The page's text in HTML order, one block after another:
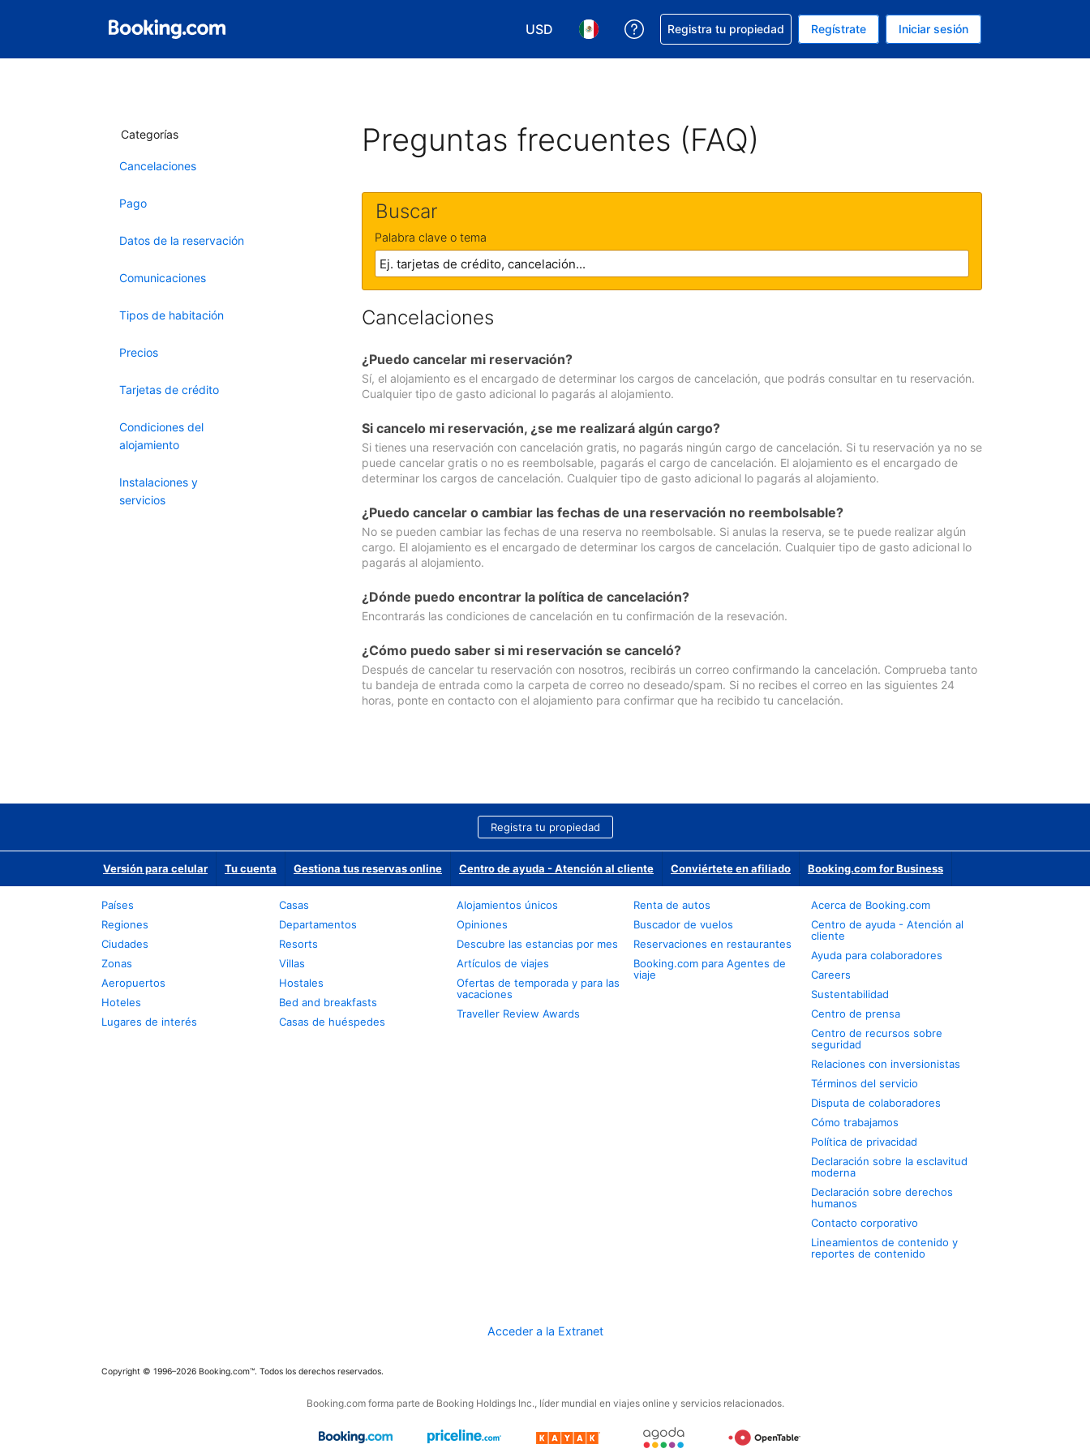
USD
Elegir tu moneda. Tu moneda actual es Dólar de EEUU
Elegir el idioma que prefieres. Tu idioma actual es Español (México)
Obtener ayuda con la reservación
Registra tu propiedad Regístrate Iniciar sesión
Categorías
Cancelaciones
Pago
Datos de la reservación
Comunicaciones
Tipos de habitación
Precios
Tarjetas de crédito
Condiciones del
alojamiento
Instalaciones y
servicios
Preguntas frecuentes (FAQ)
Buscar
Palabra clave o tema
Cancelaciones
¿Puedo cancelar mi reservación?
Sí, el alojamiento es el encargado de determinar los cargos de cancelación, que podrás consultar en tu reservación.
Cualquier tipo de gasto adicional lo pagarás al alojamiento.
Si cancelo mi reservación, ¿se me realizará algún cargo?
Si tienes una reservación con cancelación gratis, no pagarás ningún cargo de cancelación. Si tu reservación ya no se
puede cancelar gratis o no es reembolsable, pagarás el cargo de cancelación. El alojamiento es el encargado de
determinar los cargos de cancelación. Cualquier tipo de gasto adicional lo pagarás al alojamiento.
¿Puedo cancelar o cambiar las fechas de una reservación no reembolsable?
No se pueden cambiar las fechas de una reserva no reembolsable. Si anulas la reserva, se te puede realizar algún
cargo. El alojamiento es el encargado de determinar los cargos de cancelación. Cualquier tipo de gasto adicional lo
pagarás al alojamiento.
¿Dónde puedo encontrar la política de cancelación?
Encontrarás las condiciones de cancelación en tu confirmación de la resevación.
¿Cómo puedo saber si mi reservación se canceló?
Después de cancelar tu reservación con nosotros, recibirás un correo confirmando la cancelación. Comprueba tanto
tu bandeja de entrada como la carpeta de correo no deseado/spam. Si no recibes el correo en las siguientes 24
horas, ponte en contacto con el alojamiento para confirmar que ha recibido tu cancelación.
Registra tu propiedad
Versión para celular Tu cuenta Gestiona tus reservas online Centro de ayuda - Atención al cliente Conviértete en afiliado Booking.com for Business
Países
Regiones
Ciudades
Zonas
Aeropuertos
Hoteles
Lugares de interés
Casas
Departamentos
Resorts
Villas
Hostales
Bed and breakfasts
Casas de huéspedes
Alojamientos únicos
Opiniones
Descubre las estancias por mes
Artículos de viajes
Ofertas de temporada y para las
vacaciones
Traveller Review Awards
Renta de autos
Buscador de vuelos
Reservaciones en restaurantes
Booking.com para Agentes de
viaje
Acerca de Booking.com
Centro de ayuda - Atención al
cliente
Ayuda para colaboradores
Careers
Sustentabilidad
Centro de prensa
Centro de recursos sobre
seguridad
Relaciones con inversionistas
Términos del servicio
Disputa de colaboradores
Cómo trabajamos
Política de privacidad
Declaración sobre la esclavitud
moderna
Declaración sobre derechos
humanos
Contacto corporativo
Lineamientos de contenido y
reportes de contenido
Acceder a la Extranet
Copyright © 1996–2026 Booking.com™. Todos los derechos reservados.
Booking.com forma parte de Booking Holdings Inc., líder mundial en viajes online y servicios relacionados.